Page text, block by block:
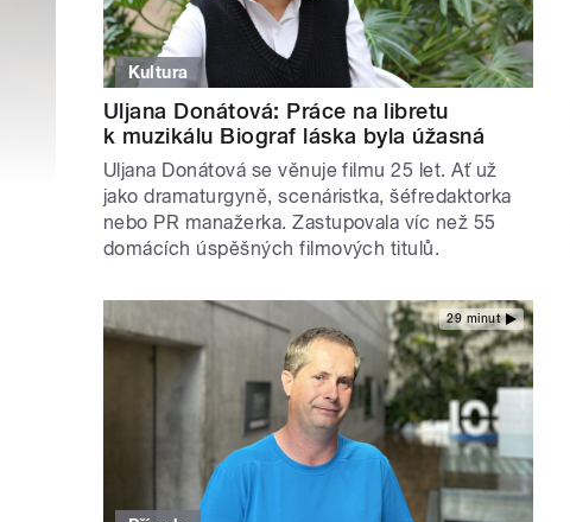
Kultura
Uljana Donátová: Práce na libretu
k muzikálu Biograf láska byla úžasná
Uljana Donátová se věnuje filmu 25 let. Ať už
jako dramaturgyně, scenáristka, šéfredaktorka
nebo PR manažerka. Zastupovala víc než 55
domácích úspěšných filmových titulů.
29 minut